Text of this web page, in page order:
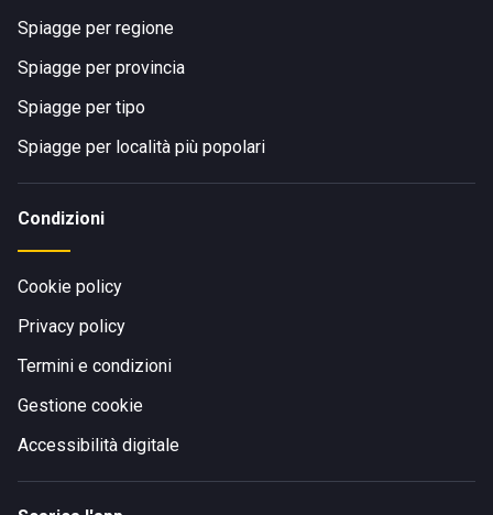
Spiagge per regione
Spiagge per provincia
Spiagge per tipo
Spiagge per località più popolari
Condizioni
Cookie policy
Privacy policy
Termini e condizioni
Gestione cookie
Accessibilità digitale